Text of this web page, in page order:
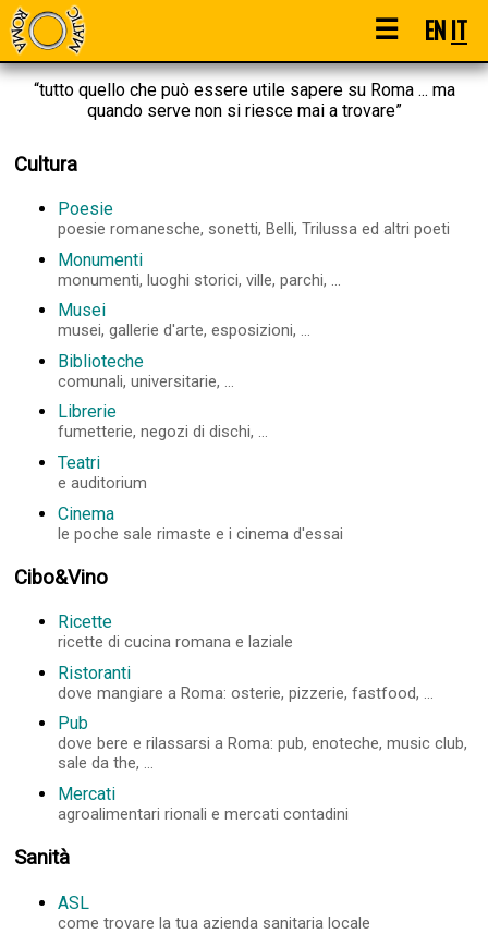
☰ ENIT
“tutto quello che può essere utile sapere su Roma ... ma
quando serve non si riesce mai a trovare”
Cultura
Poesie
poesie romanesche, sonetti, Belli, Trilussa ed altri poeti
Monumenti
monumenti, luoghi storici, ville, parchi, ...
Musei
musei, gallerie d'arte, esposizioni, ...
Biblioteche
comunali, universitarie, ...
Librerie
fumetterie, negozi di dischi, ...
Teatri
e auditorium
Cinema
le poche sale rimaste e i cinema d'essai
Cibo&Vino
Ricette
ricette di cucina romana e laziale
Ristoranti
dove mangiare a Roma: osterie, pizzerie, fastfood, ...
Pub
dove bere e rilassarsi a Roma: pub, enoteche, music club,
sale da the, ...
Mercati
agroalimentari rionali e mercati contadini
Sanità
ASL
come trovare la tua azienda sanitaria locale